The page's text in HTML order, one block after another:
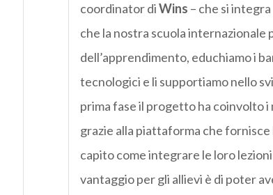
coordinator diWins – che si
che la nostra scuola
dell’apprendimento, educhiamo i
tecnologici e li supportiamo nello
prima fase il progetto ha coinvolto
grazie alla piattaforma che
capito come integrare le loro
vantaggio per gli allievi è di poter